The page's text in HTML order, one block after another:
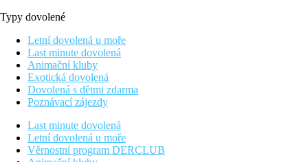
Typy dovolené
Letní dovolená u moře
Last minute dovolená
Animační kluby
Exotická dovolená
Dovolená s dětmi zdarma
Poznávací zájezdy
Last minute dovolená
Letní dovolená u moře
Věrnostní program DERCLUB